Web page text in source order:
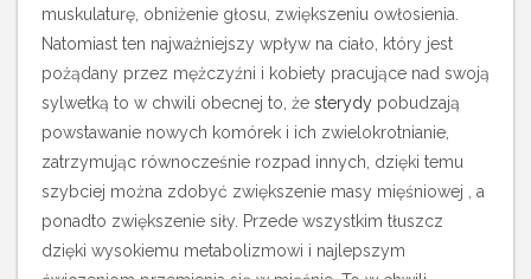
muskulaturę, obniżenie głosu, zwiększeniu owłosienia.
Natomiast ten najważniejszy wpływ na ciało, który jest
pożądany przez mężczyźni i kobiety pracujące nad swoją
sylwetką to w chwili obecnej to, że sterydy pobudzają
powstawanie nowych komórek i ich zwielokrotnianie,
zatrzymując równocześnie rozpad innych, dzięki temu
szybciej można zdobyć zwiększenie masy mięśniowej , a
ponadto zwiększenie siły. Przede wszystkim tłuszcz
dzięki wysokiemu metabolizmowi i najlepszym